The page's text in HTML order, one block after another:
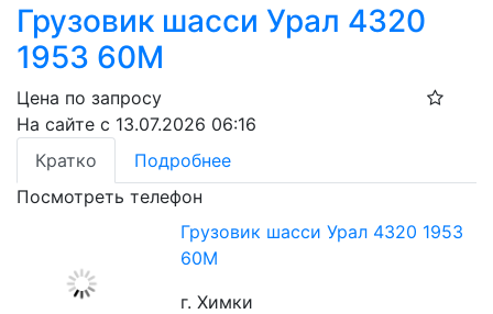
Грузовик шасси Урал 4320
1953 60М
Цена по запросу
На сайте с 13.07.2026 06:16
Кратко
Подробнее
Посмотреть телефон
Грузовик шасси Урал 4320 1953
60М
г. Химки